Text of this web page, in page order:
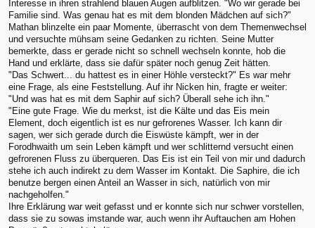
Interesse in ihren strahlend blauen Augen aufblitzen. "Wo wir gerade bei
Familie sind. Was genau hat es mit dem blonden Mädchen auf sich?"
Mathan blinzelte ein paar Momente, überrascht von dem Themenwechsel
und versuchte mühsam seine Gedanken zu richten. Seine Mutter
bemerkte, dass er gerade nicht so schnell wechseln konnte, hob die
Hand und erklärte, dass sie dafür später noch genug Zeit hätten.
"Das Schwert... du hattest es in einer Höhle versteckt?" Es war mehr
eine Frage, als eine Feststellung. Auf ihr Nicken hin, fragte er weiter:
"Und was hat es mit dem Saphir auf sich? Überall sehe ich ihn."
"Eine gute Frage. Wie du merkst, ist die Kälte und das Eis mein
Element, doch eigentlich ist es nur gefrorenes Wasser. Ich kann dir
sagen, wer sich gerade durch die Eiswüste kämpft, wer in der
Forodhwaith um sein Leben kämpft und wer schlitternd versucht einen
gefrorenen Fluss zu überqueren. Das Eis ist ein Teil von mir und dadurch
stehe ich auch indirekt zu dem Wasser im Kontakt. Die Saphire, die ich
benutze bergen einen Anteil an Wasser in sich, natürlich von mir
nachgeholfen."
Ihre Erklärung war weit gefasst und er konnte sich nur schwer vorstellen,
dass sie zu sowas imstande war, auch wenn ihr Auftauchen am Hohen